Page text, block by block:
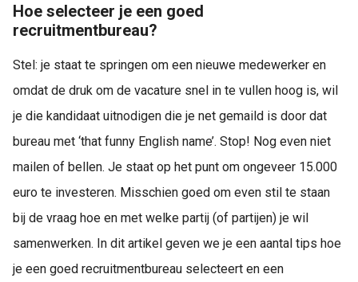
Hoe selecteer je een goed
recruitmentbureau?
Stel: je staat te springen om een nieuwe medewerker en
omdat de druk om de vacature snel in te vullen hoog is, wil
je die kandidaat uitnodigen die je net gemaild is door dat
bureau met ‘that funny English name’. Stop! Nog even niet
mailen of bellen. Je staat op het punt om ongeveer 15.000
euro te investeren. Misschien goed om even stil te staan
bij de vraag hoe en met welke partij (of partijen) je wil
samenwerken. In dit artikel geven we je een aantal tips hoe
je een goed recruitmentbureau selecteert en een